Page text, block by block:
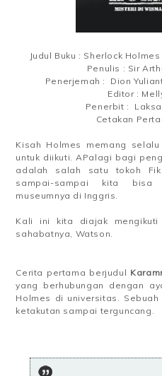
Judul Buku : Sherlock
Penulis : Sir
Penerjemah :
Dion
Editor :
Penerbit :
Cetakan
Kisah Holmes memang
untuk diikuti. APalagi bagi
adalah salah satu tokoh
sampai-sampai kita bisa
museumnya di Inggris.
Kali ini kita diajak
sahabatnya, Watson.
Cerita pertama berjudul
yang berhubungan dengan
Holmes di universitas.
ketakutan sampai terguncang.